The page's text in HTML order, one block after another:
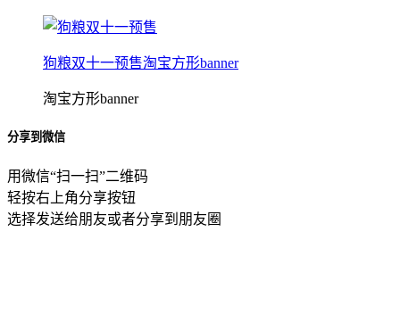
狗粮双十一预售淘宝方形banner
淘宝方形banner
分享到微信
用微信“扫一扫”二维码
轻按右上角分享按钮
选择发送给朋友或者分享到朋友圈